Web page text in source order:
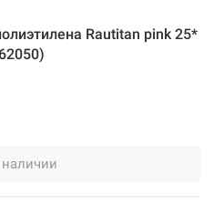
Rautitan pink 25*